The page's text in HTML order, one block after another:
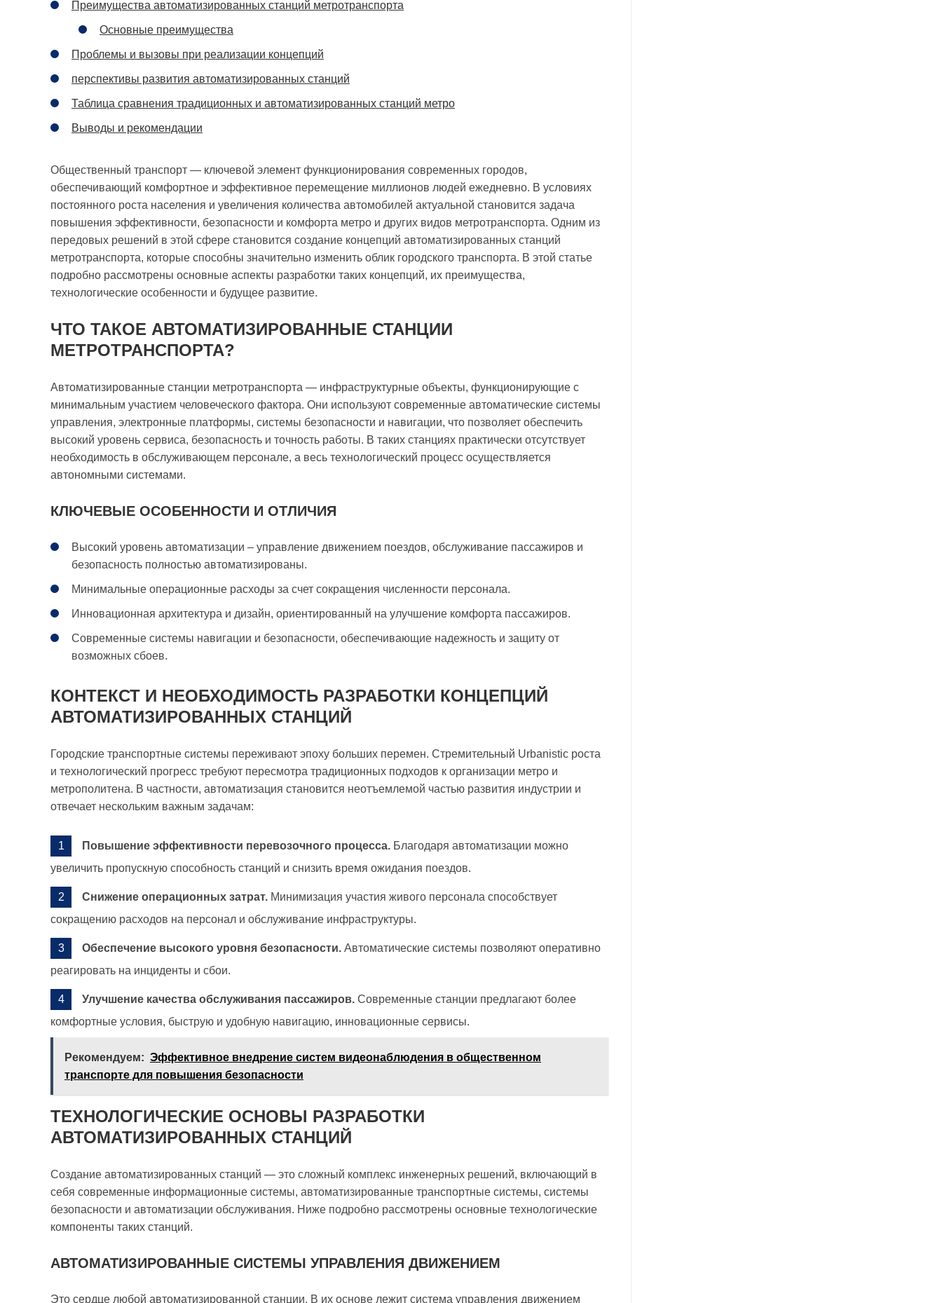
Преимущества автоматизированных станций метротранспорта
Основные преимущества
Проблемы и вызовы при реализации концепций
перспективы развития автоматизированных станций
Таблица сравнения традиционных и автоматизированных станций метро
Выводы и рекомендации
Общественный транспорт — ключевой элемент функционирования современных городов,
обеспечивающий комфортное и эффективное перемещение миллионов людей ежедневно. В условиях
постоянного роста населения и увеличения количества автомобилей актуальной становится задача
повышения эффективности, безопасности и комфорта метро и других видов метротранспорта. Одним из
передовых решений в этой сфере становится создание концепций автоматизированных станций
метротранспорта, которые способны значительно изменить облик городского транспорта. В этой статье
подробно рассмотрены основные аспекты разработки таких концепций, их преимущества,
технологические особенности и будущее развитие.
ЧТО ТАКОЕ АВТОМАТИЗИРОВАННЫЕ СТАНЦИИ
МЕТРОТРАНСПОРТА?
Автоматизированные станции метротранспорта — инфраструктурные объекты, функционирующие с
минимальным участием человеческого фактора. Они используют современные автоматические системы
управления, электронные платформы, системы безопасности и навигации, что позволяет обеспечить
высокий уровень сервиса, безопасность и точность работы. В таких станциях практически отсутствует
необходимость в обслуживающем персонале, а весь технологический процесс осуществляется
автономными системами.
КЛЮЧЕВЫЕ ОСОБЕННОСТИ И ОТЛИЧИЯ
Высокий уровень автоматизации – управление движением поездов, обслуживание пассажиров и
безопасность полностью автоматизированы.
Минимальные операционные расходы за счет сокращения численности персонала.
Инновационная архитектура и дизайн, ориентированный на улучшение комфорта пассажиров.
Современные системы навигации и безопасности, обеспечивающие надежность и защиту от
возможных сбоев.
КОНТЕКСТ И НЕОБХОДИМОСТЬ РАЗРАБОТКИ КОНЦЕПЦИЙ
АВТОМАТИЗИРОВАННЫХ СТАНЦИЙ
Городские транспортные системы переживают эпоху больших перемен. Стремительный Urbanistic роста
и технологический прогресс требуют пересмотра традиционных подходов к организации метро и
метрополитена. В частности, автоматизация становится неотъемлемой частью развития индустрии и
отвечает нескольким важным задачам:
Повышение эффективности перевозочного процесса. Благодаря автоматизации можно
увеличить пропускную способность станций и снизить время ожидания поездов.
Снижение операционных затрат. Минимизация участия живого персонала способствует
сокращению расходов на персонал и обслуживание инфраструктуры.
Обеспечение высокого уровня безопасности. Автоматические системы позволяют оперативно
реагировать на инциденты и сбои.
Улучшение качества обслуживания пассажиров. Современные станции предлагают более
комфортные условия, быструю и удобную навигацию, инновационные сервисы.
Рекомендуем: Эффективное внедрение систем видеонаблюдения в общественном
транспорте для повышения безопасности
ТЕХНОЛОГИЧЕСКИЕ ОСНОВЫ РАЗРАБОТКИ
АВТОМАТИЗИРОВАННЫХ СТАНЦИЙ
Создание автоматизированных станций — это сложный комплекс инженерных решений, включающий в
себя современные информационные системы, автоматизированные транспортные системы, системы
безопасности и автоматизации обслуживания. Ниже подробно рассмотрены основные технологические
компоненты таких станций.
АВТОМАТИЗИРОВАННЫЕ СИСТЕМЫ УПРАВЛЕНИЯ ДВИЖЕНИЕМ
Это сердце любой автоматизированной станции. В их основе лежит система управления движением